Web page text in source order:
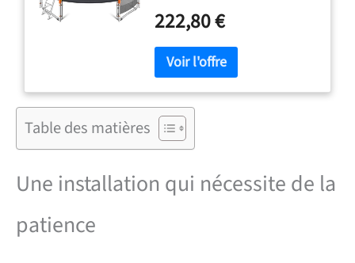
particulièrement importante lors
Un filet de sécurité intérieur
empêche de manière fiable tout
contact avec les ressorts et le
cadre. Cela est complété par des
poteaux de filet rembourrés ainsi
qu'une couverture de cadre
considérablement les risques
potentiels de blessures et assure
222,80 €
Table des matières
Une installation qui nécessite de la
patience